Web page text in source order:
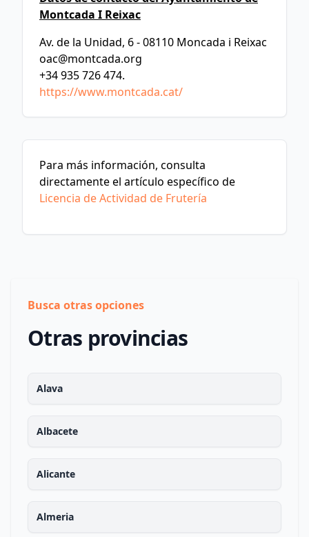
Montcada I Reixac
Av. de la Unidad, 6 - 08110 Moncada i Reixac
oac@montcada.org
+34 935 726 474.
https://www.montcada.cat/
Para más información, consulta
directamente el artículo específico de
Licencia de Actividad de Frutería
Busca otras opciones
Otras provincias
Alava
Albacete
Alicante
Almeria